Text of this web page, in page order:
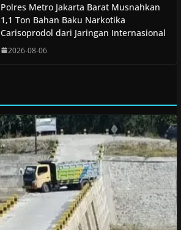
Polres Metro Jakarta Barat Musnahkan
1,1 Ton Bahan Baku Narkotika
Carisoprodol dari Jaringan Internasional
2026-08-06